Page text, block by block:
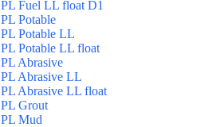
PL Fuel LL float D1
PL Potable
PL Potable LL
PL Potable LL float
PL Abrasive
PL Abrasive LL
PL Abrasive LL float
PL Grout
PL Mud